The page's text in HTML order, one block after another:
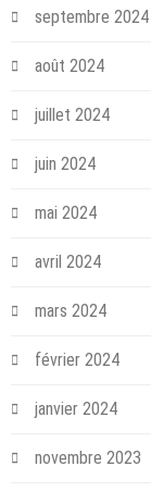
septembre 2024
août 2024
juillet 2024
juin 2024
mai 2024
avril 2024
mars 2024
février 2024
janvier 2024
novembre 2023